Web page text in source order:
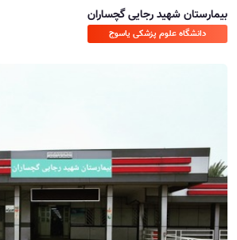
بیمارستان شهید رجایی گچساران
دانشگاه علوم پزشکی یاسوج